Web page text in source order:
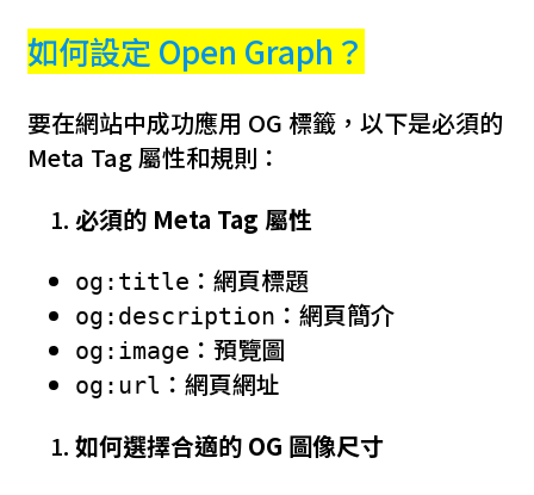
如何設定 Open Graph？
要在網站中成功應用 OG 標籤，以下是必須的
Meta Tag 屬性和規則：
必須的 Meta Tag 屬性
og:title ：網頁標題
og:description ：網頁簡介
og:image ：預覽圖
og:url ：網頁網址
如何選擇合適的 OG 圖像尺寸